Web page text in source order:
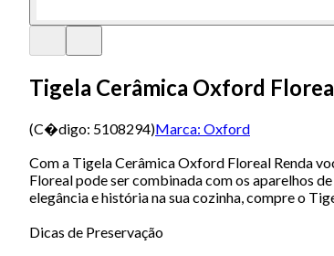
Tigela Cerâmica Oxford
(C�digo: 5108294)Marca: Oxford
Com a Tigela Cerâmica Oxford Floreal Renda
Floreal pode ser combinada com os aparelhos
elegância e história na sua cozinha, compre o
Dicas de Preservação